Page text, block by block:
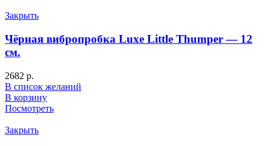
Закрыть
Чёрная вибропробка Luxe Little Thumper — 12
см.
2682 р.
В список желаний
В корзину
Посмотреть
Закрыть